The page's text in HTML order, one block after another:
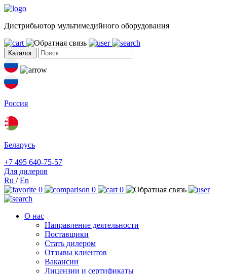
Дистрибьютор мультимедийного оборудования
Каталог
Россия
Беларусь
+7 495 640-75-57
Для дилеров
Ru /En
0
0 0
О нас
Направление деятельности
Поставщики
Стать дилером
Отзывы клиентов
Вакансии
Лицензии и сертификаты